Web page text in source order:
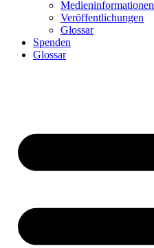
Medieninformationen
Veröffentlichungen
Glossar
Spenden
Glossar